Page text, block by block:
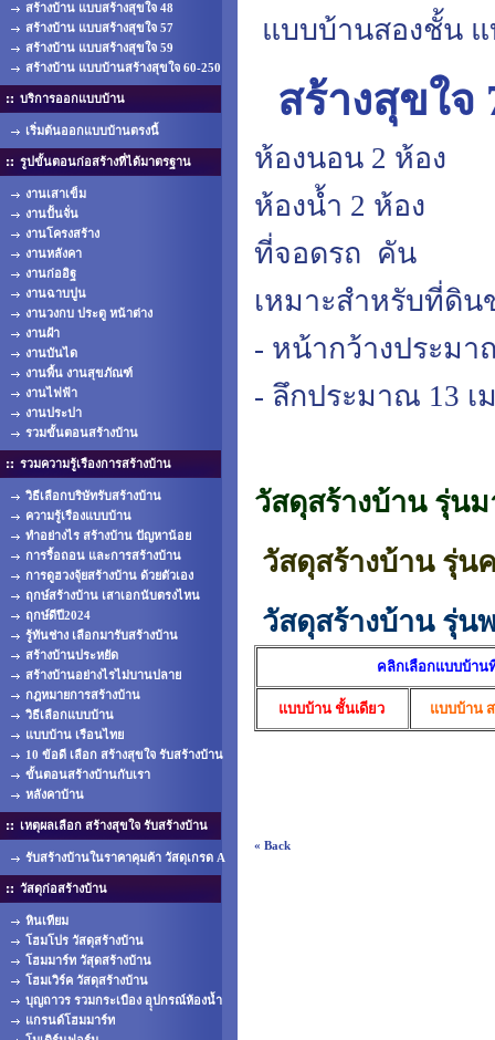
สร้างบ้าน แบบสร้างสุขใจ 48
สร้างบ้าน แบบสร้างสุขใจ 57
สร้างบ้าน แบบสร้างสุขใจ 59
สร้างบ้าน แบบบ้านสร้างสุขใจ 60-250
บริการออกแบบบ้าน
เริ่มต้นออกแบบบ้านตรงนี้
รูปขั้นตอนก่อสร้างที่ได้มาตรฐาน
งานเสาเข็ม
งานปั้นจั่น
งานโครงสร้าง
งานหลังคา
งานก่ออิฐ
งานฉาบปูน
งานวงกบ ประตู หน้าต่าง
งานฝ้า
งานบันได
งานพื้น งานสุขภัณฑ์
งานไฟฟ้า
งานประปา
รวมขั้นตอนสร้างบ้าน
รวมความรู้เรืองการสร้างบ้าน
วิธีเลือกบริษัทรับสร้างบ้าน
ความรู้เรืองแบบบ้าน
ทำอย่างไร สร้างบ้าน ปัญหาน้อย
การรื้อถอน และการสร้างบ้าน
การดูฮวงจุ้ยสร้างบ้าน ด้วยตัวเอง
ฤกษ์สร้างบ้าน เสาเอกนับตรงไหน
ฤกษ์ดีปี2024
รู้ทันช่าง เลือกมารับสร้างบ้าน
สร้างบ้านประหยัด
สร้างบ้านอย่างไรไม่บานปลาย
กฎหมายการสร้างบ้าน
วิธีเลือกแบบบ้าน
แบบบ้าน เรือนไทย
10 ข้อดี เลือก สร้างสุขใจ รับสร้างบ้าน
ขั้นตอนสร้างบ้านกับเรา
หลังคาบ้าน
เหตุผลเลือก สร้างสุขใจ รับสร้างบ้าน
รับสร้างบ้านในราคาคุมค้า วัสดุเกรด A
วัสดุก่อสร้างบ้าน
หินเทียม
โฮมโปร วัสดุสร้างบ้าน
โฮมมาร์ท วัสุดสร้างบ้าน
โฮมเวิร์ค วัสดุสร้างบ้าน
บุญถาวร รวมกระเบือง อุุปกรณ์ห้องน้ำ
แกรนด์โฮมมาร์ท
แบบบ้านสองชั้น
สร้างสุขใจ
ห้องนอน 2 ห้อง
ห้องน้ำ 2 ห้อง
ที่จอดรถ คัน
เหมาะสำหรับที่ดิน
- หน้ากว้างประมา
- ลึกประมาณ 13 เ
วัสดุสร้างบ้าน รุ่น
วัสดุสร้างบ้าน รุ่น
วัสดุสร้างบ้าน รุ่น
คลิกเลือกแบบบ้านที่
แบบบ้าน ชั้นเดียว แบบบ้าน
« Back